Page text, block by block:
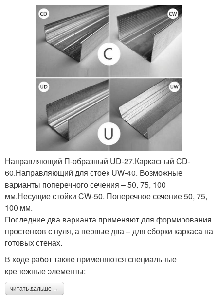
Направляющий П-образный UD-27.Каркасный CD-
60.Направляющий для стоек UW-40. Возможные
варианты поперечного сечения – 50, 75, 100
мм.Несущие стойки CW-50. Поперечное сечение 50, 75,
100 мм.
Последние два варианта применяют для формирования
простенков с нуля, а первые два – для сборки каркаса на
готовых стенах.
В ходе работ также применяются специальные
крепежные элементы:
читать дальше →